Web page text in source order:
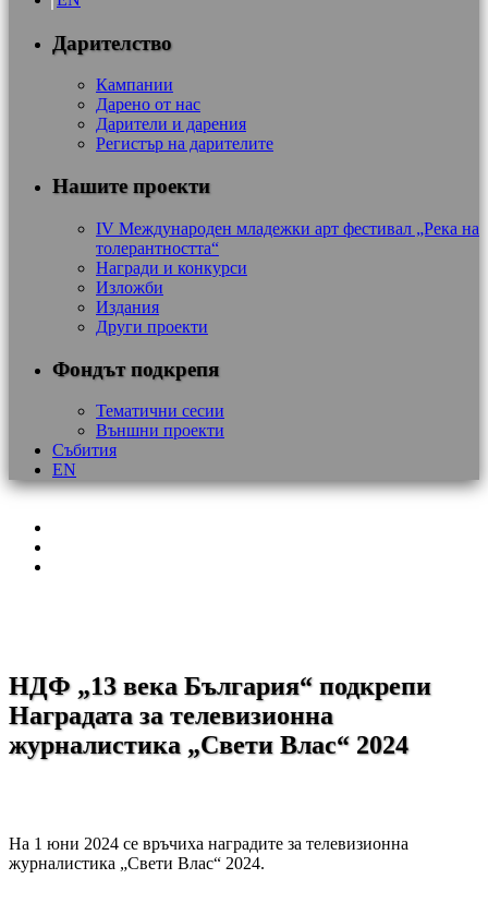
Дарителство
Кампании
Дарено от нас
Дарители и дарения
Регистър на дарителите
Нашите проекти
IV Международен младежки арт фестивал „Река на
толерантността“
Награди и конкурси
Изложби
Издания
Други проекти
Фондът подкрепя
Тематични сесии
Външни проекти
Събития
EN
НДФ „13 века България“ подкрепи
Наградата за телевизионна
журналистика „Свети Влас“ 2024
На 1 юни 2024 се връчиха наградите за телевизионна
журналистика „Свети Влас“ 2024.